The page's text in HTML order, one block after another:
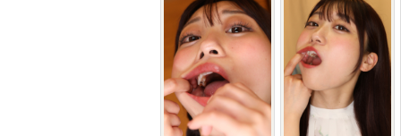
さげ!!つ、ついに!!こ
の日が!!!!!!!!!!!
の？ならないの？ど
っちなんだい!!!!!!!!!